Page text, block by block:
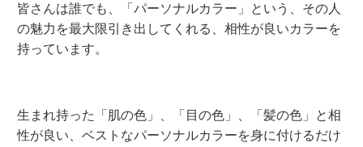
皆さんは誰でも、「パーソナルカラー」という、その人
の魅力を最大限引き出してくれる、相性が良いカラーを
持っています。
生まれ持った「肌の色」、「目の色」、「髪の色」と相
性が良い、ベストなパーソナルカラーを身に付けるだけ